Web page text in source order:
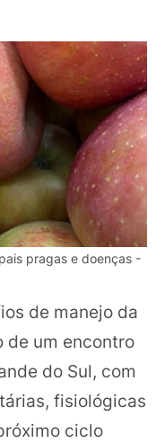
pragas e doenças -
de manejo da
de um encontro
do Sul, com
fisiológicas
ciclo